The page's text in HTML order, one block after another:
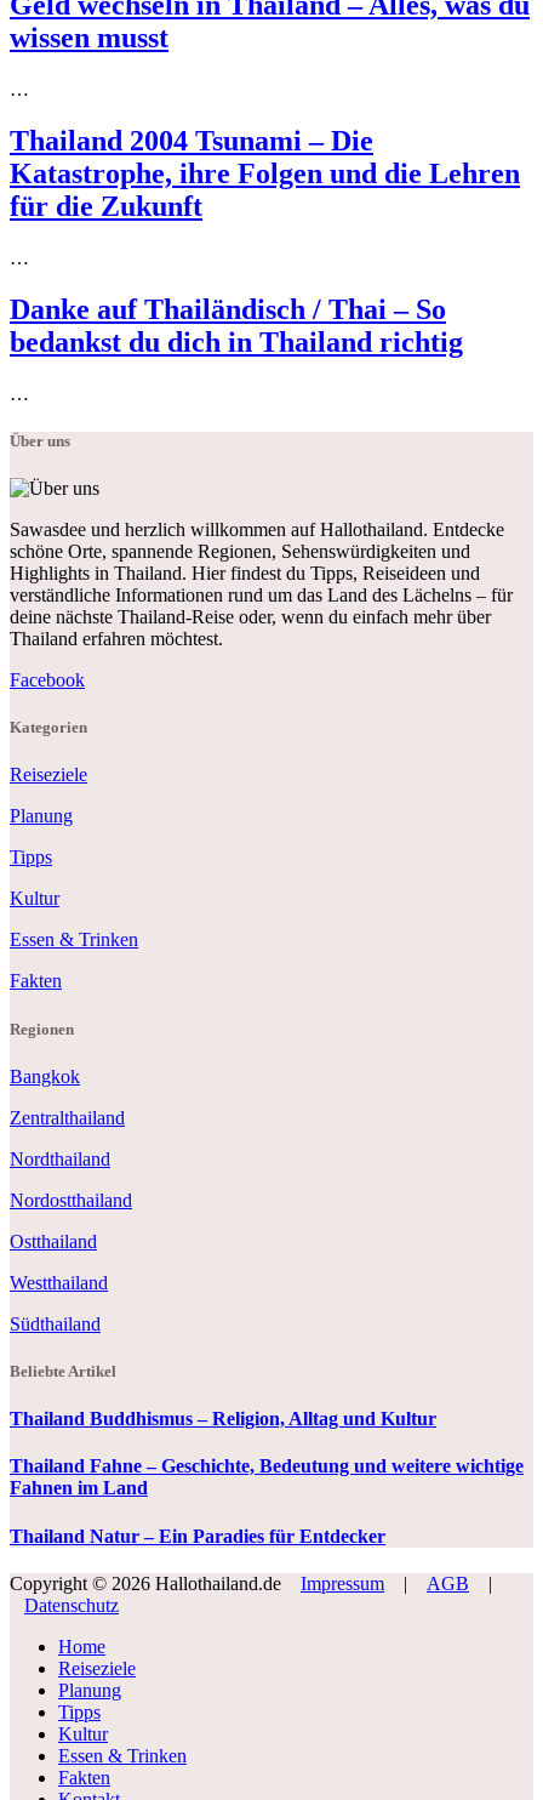
wissen musst
…
Thailand 2004 Tsunami – Die
Katastrophe, ihre Folgen und die Lehren
für die Zukunft
…
Danke auf Thailändisch / Thai – So
bedankst du dich in Thailand richtig
…
Über uns
Sawasdee und herzlich willkommen auf Hallothailand. Entdecke
schöne Orte, spannende Regionen, Sehenswürdigkeiten und
Highlights in Thailand. Hier findest du Tipps, Reiseideen und
verständliche Informationen rund um das Land des Lächelns – für
deine nächste Thailand-Reise oder, wenn du einfach mehr über
Thailand erfahren möchtest.
Facebook
Kategorien
Reiseziele
Planung
Tipps
Kultur
Essen & Trinken
Fakten
Regionen
Bangkok
Zentralthailand
Nordthailand
Nordostthailand
Ostthailand
Westthailand
Südthailand
Beliebte Artikel
Thailand Buddhismus – Religion, Alltag und Kultur
Thailand Fahne – Geschichte, Bedeutung und weitere wichtige
Fahnen im Land
Thailand Natur – Ein Paradies für Entdecker
Copyright © 2026 Hallothailand.de Impressum | AGB
|
Datenschutz
Home
Reiseziele
Planung
Tipps
Kultur
Essen & Trinken
Fakten